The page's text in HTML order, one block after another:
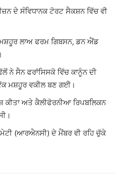
ਦੇ ਸੰਵਿਧਾਨਕ ਟੋਰਟ ਸੈਕਸ਼ਨ ਵਿੱਚ ਵੀ
ਮਸ਼ਹੂਰ ਲਾਅ ਫਰਮ ਗਿਬਸਨ, ਡਨ ਐਂਡ
ਨੇ ਸੈਨ ਫਰਾਂਸਿਸਕੋ ਵਿੱਚ ਕਾਨੂੰਨ ਦੀ
ਮਸ਼ਹੂਰ ਵਕੀਲ ਬਣ ਗਈ।
ਕੀਤਾ ਅਤੇ ਕੈਲੀਫੋਰਨੀਆ ਰਿਪਬਲਿਕਨ
(ਆਰਐਨਸੀ) ਦੇ ਮੈਂਬਰ ਵੀ ਰਹਿ ਚੁੱਕੇ